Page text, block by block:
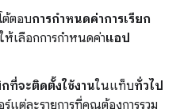
ต้ตอบการกำหนดค่าการเรียก
ให้เลือกการกำหนดค่าแอป
ที่จะติดตั้งใช้งานในแท็บทั่วไป
แต่ละรายการที่คุณต้องการรวม